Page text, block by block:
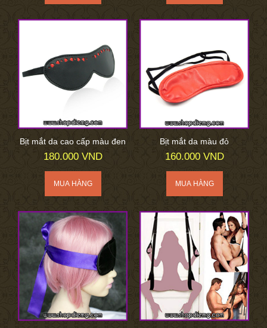
Bịt mắt da cao cấp màu đen
180.000 VND
Bịt mắt da màu đỏ
160.000 VND